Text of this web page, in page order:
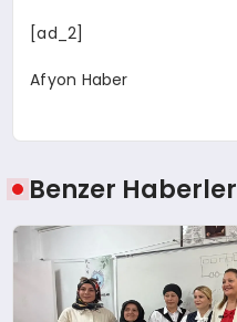
[ad_2]
Afyon Haber
Benzer Haberler